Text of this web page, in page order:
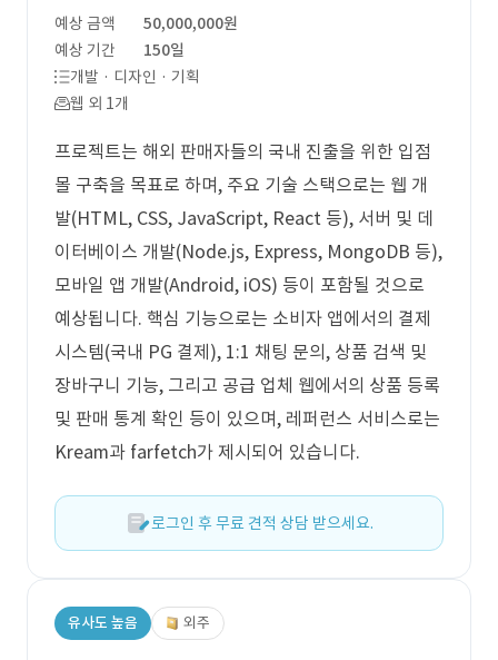
예상 금액
50,000,000원
예상 기간
150일
개발 · 디자인 · 기획
웹 외 1개
프로젝트는 해외 판매자들의 국내 진출을 위한 입점
몰 구축을 목표로 하며, 주요 기술 스택으로는 웹 개
발(HTML, CSS, JavaScript, React 등), 서버 및 데
이터베이스 개발(Node.js, Express, MongoDB 등),
모바일 앱 개발(Android, iOS) 등이 포함될 것으로
예상됩니다. 핵심 기능으로는 소비자 앱에서의 결제
시스템(국내 PG 결제), 1:1 채팅 문의, 상품 검색 및
장바구니 기능, 그리고 공급 업체 웹에서의 상품 등록
및 판매 통계 확인 등이 있으며, 레퍼런스 서비스로는
Kream과 farfetch가 제시되어 있습니다.
로그인 후 무료 견적 상담 받으세요.
유사도 높음 외주